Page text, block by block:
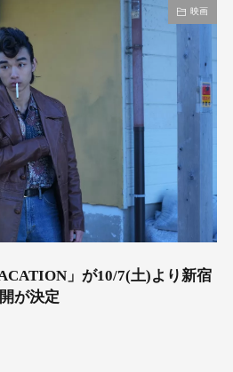
映画
」が10/7(土)より新宿
が決定